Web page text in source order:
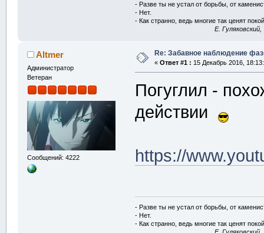
- Разве ты не устал от борьбы, от
- Нет.
- Как странно, ведь многие так ценят
E.
Altmer
Администратор
Ветеран
Сообщений: 4222
Re: Забавное наблюдение
« Ответ #1 : 15 Декабрь 2016,
Погуглил -
действии
https://
- Разве ты не устал от борьбы, от
- Нет.
- Как странно, ведь многие так ценят